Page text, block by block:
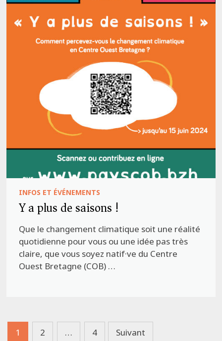
INFOS ET ÉVÉNEMENTS
Y a plus de saisons !
Que le changement climatique soit une réalité
quotidienne pour vous ou une idée pas très
claire, que vous soyez natif·ve du Centre
Ouest Bretagne (COB) …
Pagination
1 2 … 4 Suivant